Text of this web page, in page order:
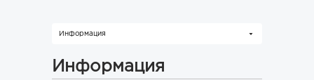
Информация
Информация